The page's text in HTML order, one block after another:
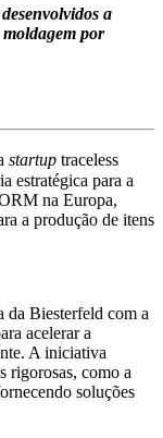
a
por
startup traceless
estratégica para a
na Europa,
a produção de itens
da Biesterfeld com a
acelerar a
A iniciativa
rigorosas, como a
soluções